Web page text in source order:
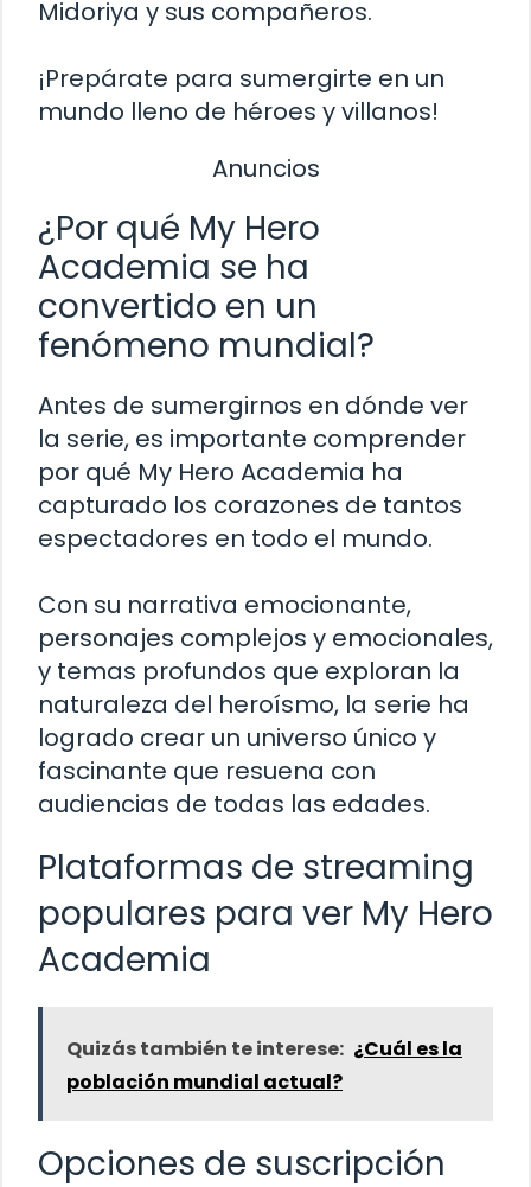
Midoriya y sus compañeros.
¡Prepárate para sumergirte en un
mundo lleno de héroes y villanos!
Anuncios
¿Por qué My Hero
Academia se ha
convertido en un
fenómeno mundial?
Antes de sumergirnos en dónde ver
la serie, es importante comprender
por qué My Hero Academia ha
capturado los corazones de tantos
espectadores en todo el mundo.
Con su narrativa emocionante,
personajes complejos y emocionales,
y temas profundos que exploran la
naturaleza del heroísmo, la serie ha
logrado crear un universo único y
fascinante que resuena con
audiencias de todas las edades.
Plataformas de streaming
populares para ver My Hero
Academia
Quizás también te interese: ¿Cuál es la
población mundial actual?
Opciones de suscripción